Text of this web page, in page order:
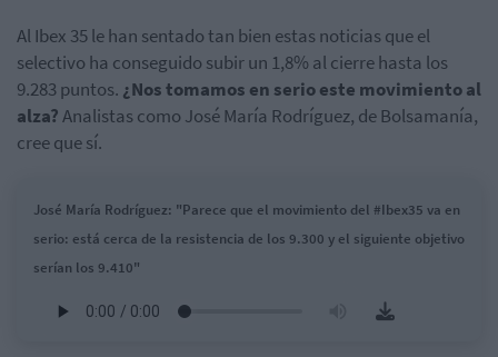
Al Ibex 35 le han sentado tan bien estas noticias que el
selectivo ha conseguido subir un 1,8% al cierre hasta los
9.283 puntos. ¿Nos tomamos en serio este movimiento al
alza?Analistas como José María Rodríguez, de Bolsamanía,
cree que sí.
José María Rodríguez: "Parece que el movimiento del #Ibex35 va en
serio: está cerca de la resistencia de los 9.300 y el siguiente objetivo
serían los 9.410"